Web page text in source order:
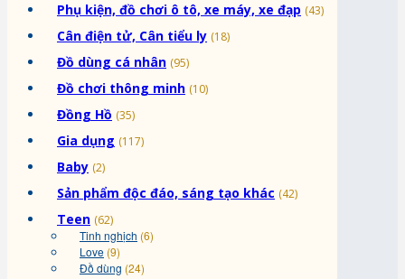
Phụ kiện, đồ chơi ô tô, xe máy, xe đạp (43)
Cân điện tử, Cân tiểu ly (18)
Đồ dùng cá nhân (95)
Đồ chơi thông minh (10)
Đồng Hồ (35)
Gia dụng (117)
Baby (2)
Sản phẩm độc đáo, sáng tạo khác (42)
Teen (62)
Tinh nghịch (6)
Love (9)
Đồ dùng (24)